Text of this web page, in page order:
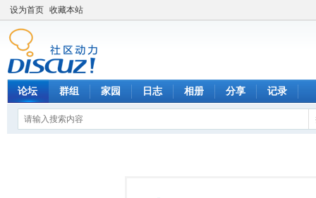
设为首页 收藏本站
论坛 群组 家园 日志 相册 分享 记录